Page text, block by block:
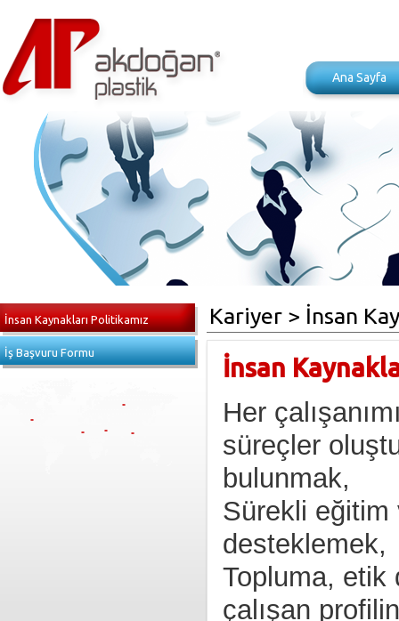
Ana Sayfa
İnsan Kaynakları Politikamız
İş Başvuru Formu
Kariyer > İnsan
İnsan
Her
süreçler
bulunmak,
Sürekli eğitim
desteklemek,
Topluma, etik
çalışan